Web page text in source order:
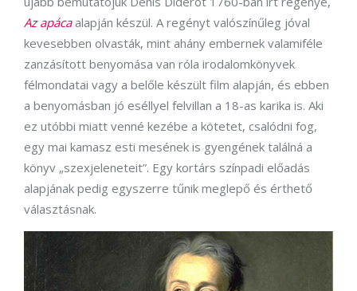
Az apácaalapján készül. A regényt valószínűleg jóval
kevesebben olvasták, mint ahány embernek valamiféle
zanzásított benyomása van róla irodalomkönyvek
félmondatai vagy a belőle készült film alapján, és ebben
a benyomásban jó eséllyel felvillan a 18-as karika is. Aki
ez utóbbi miatt venné kezébe a kötetet, csalódni fog,
egy mai kamasz esti mesének is gyengének találná a
könyv „szexjeleneteit”. Egy kortárs színpadi előadás
alapjának pedig egyszerre tűnik meglepő és érthető
választásnak.